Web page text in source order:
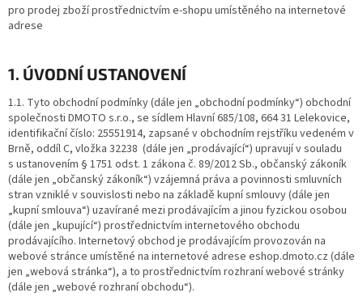
pro prodej zboží prostřednictvím e-shopu umístěného na internetové
adrese
1. ÚVODNÍ USTANOVENÍ
1.1. Tyto obchodní podmínky (dále jen „obchodní podmínky“) obchodní
společnosti DMOTO s.r.o., se sídlem Hlavní 685/108, 664 31 Lelekovice,
identifikační číslo: 25551914, zapsané v obchodním rejstříku vedeném v
Brně, oddíl C, vložka 32238 (dále jen „prodávající“) upravují v souladu
s ustanovením § 1751 odst. 1 zákona č. 89/2012 Sb., občanský zákoník
(dále jen „občanský zákoník“) vzájemná práva a povinnosti smluvních
stran vzniklé v souvislosti nebo na základě kupní smlouvy (dále jen
„kupní smlouva“) uzavírané mezi prodávajícím a jinou fyzickou osobou
(dále jen „kupující“) prostřednictvím internetového obchodu
prodávajícího. Internetový obchod je prodávajícím provozován na
webové stránce umístěné na internetové adrese eshop.dmoto.cz (dále
jen „webová stránka“), a to prostřednictvím rozhraní webové stránky
(dále jen „webové rozhraní obchodu“).